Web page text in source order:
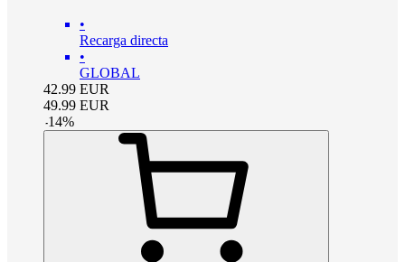
•
Recarga directa
•
GLOBAL
42.99 EUR
49.99 EUR
-14%